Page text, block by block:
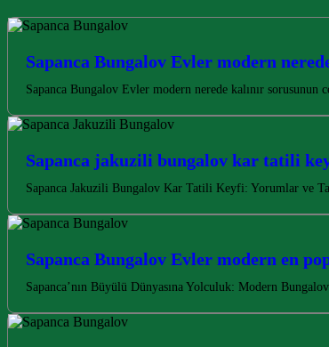
Sapanca Bungalov Evler modern
Sapanca Bungalov Evler modern nerede kalınır
Sapanca jakuzili bungalov kar tatili
Sapanca Jakuzili Bungalov Kar Tatili Keyfi: Yorumlar ve
Sapanca Bungalov Evler modern en
Sapanca’nın Büyülü Dünyasına Yolculuk: Modern